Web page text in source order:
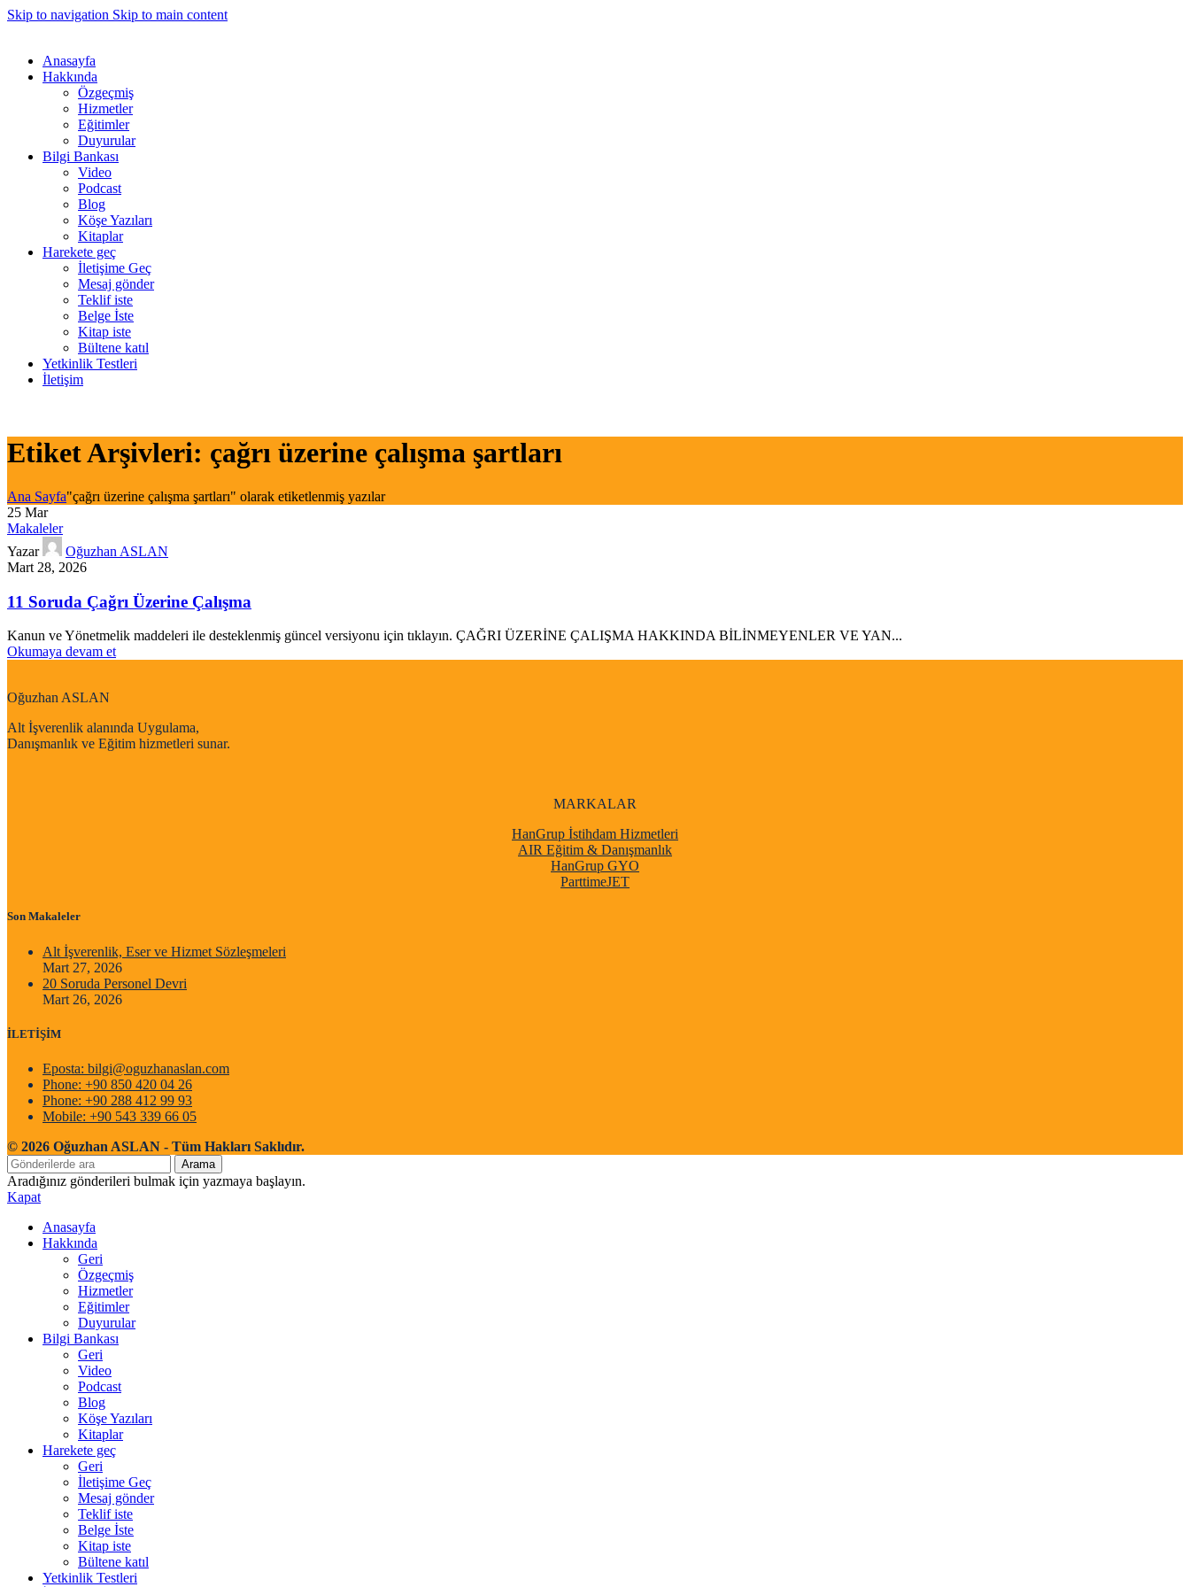
Skip to navigation Skip to main content
Anasayfa
Hakkında
Özgeçmiş
Hizmetler
Eğitimler
Duyurular
Bilgi Bankası
Video
Podcast
Blog
Köşe Yazıları
Kitaplar
Harekete geç
İletişime Geç
Mesaj gönder
Teklif iste
Belge İste
Kitap iste
Bültene katıl
Yetkinlik Testleri
İletişim
Etiket Arşivleri: çağrı üzerine çalışma şartları
Ana Sayfa"çağrı üzerine çalışma şartları" olarak etiketlenmiş yazılar
25 Mar
Makaleler
Yazar
Oğuzhan ASLAN
Mart 28, 2026
11 Soruda Çağrı Üzerine Çalışma
Kanun ve Yönetmelik maddeleri ile desteklenmiş güncel versiyonu için tıklayın. ÇAĞRI ÜZERİNE ÇALIŞMA HAKKINDA BİLİNMEYENLER VE YAN...
Okumaya devam et
Oğuzhan ASLAN
Alt İşverenlik alanında Uygulama,
Danışmanlık ve Eğitim hizmetleri sunar.
MARKALAR
HanGrup İstihdam Hizmetleri
AIR Eğitim & Danışmanlık
HanGrup GYO
ParttimeJET
Son Makaleler
Alt İşverenlik, Eser ve Hizmet Sözleşmeleri
Mart 27, 2026
20 Soruda Personel Devri
Mart 26, 2026
İLETİŞİM
Eposta: bilgi@oguzhanaslan.com
Phone: +90 850 420 04 26
Phone: +90 288 412 99 93
Mobile: +90 543 339 66 05
© 2026 Oğuzhan ASLAN - Tüm Hakları Saklıdır.
Arama
Aradığınız gönderileri bulmak için yazmaya başlayın.
Kapat
Anasayfa
Hakkında
Geri
Özgeçmiş
Hizmetler
Eğitimler
Duyurular
Bilgi Bankası
Geri
Video
Podcast
Blog
Köşe Yazıları
Kitaplar
Harekete geç
Geri
İletişime Geç
Mesaj gönder
Teklif iste
Belge İste
Kitap iste
Bültene katıl
Yetkinlik Testleri